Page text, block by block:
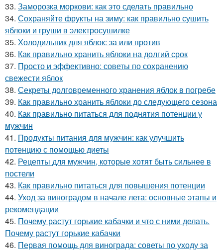
33. Заморозка моркови: как это сделать правильно
34. Сохраняйте фрукты на зиму: как правильно сушить
яблоки и груши в электросушилке
35. Холодильник для яблок: за или против
36. Как правильно хранить яблоки на долгий срок
37. Просто и эффективно: советы по сохранению
свежести яблок
38. Секреты долговременного хранения яблок в погребе
39. Как правильно хранить яблоки до следующего сезона
40. Как правильно питаться для поднятия потенции у
мужчин
41. Продукты питания для мужчин: как улучшить
потенцию с помощью диеты
42. Рецепты для мужчин, которые хотят быть сильнее в
постели
43. Как правильно питаться для повышения потенции
44. Уход за виноградом в начале лета: основные этапы и
рекомендации
45. Почему растут горькие кабачки и что с ними делать.
Почему растут горькие кабачки
46. Первая помощь для винограда: советы по уходу за